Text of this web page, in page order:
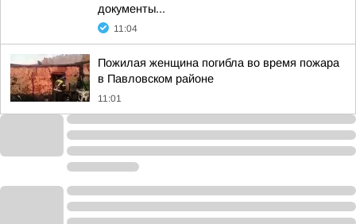
документы...
11:04
Пожилая женщина погибла во время пожара
в Павловском районе
11:01